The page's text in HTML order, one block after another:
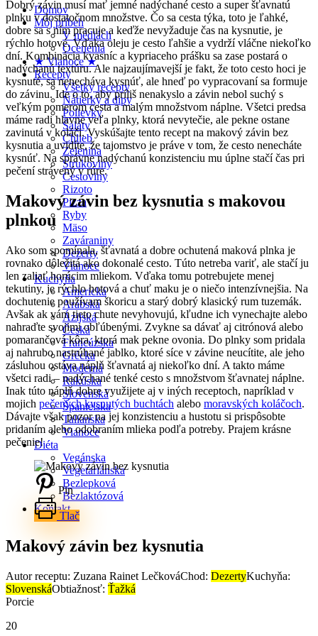
Domov
Môj príbeh
V médiách
Ocenenia
★ Vianoce ★
Recepty
Všetky recepty
Nátierky a dipy
Polievky
Šaláty
Chlieb
Zelenina
Strukoviny
Cestoviny
Rizoto
Pizza
Ryby
Mäso
Zaváraniny
Dezerty
Vianoce
Kuchyňa
Americká
Arabská
Ázijská
Česká
Francúzska
Grécka
Moderná
Rakúska
Slovenská
Španielska
Talianska
Vianoce
Diéta
Vegánska
Vegetariánska
Bezlepková
Bezlaktózová
Kontakt
Dobrý závin musí mať jemné nadýchané cesto a super šťavnatú
plnku v dostatočnom množstve. Čo sa cesta týka, toto je ľahké,
dobre sa s ním pracuje a keďže nevyžaduje čas na kysnutie, je
rýchlo hotové. Vďaka oleju je cesto ľahšie a vydrží vláčne niekoľko
dní. Kombinácia kvasníc a kypriaceho prášku sa zase postará o
nadýchanú textúru. Ale najzaujímavejší je fakt, že toto cesto hoci je
kysnuté, sa nenecháva kysnúť, ale hneď po vypracovaní sa formuje
do závinu. Ide o to, aby príliš nenakyslo a závin nebol suchý s
veľkým pomerom cesta a malým množstvom náplne. Všetci predsa
máme radi hlavne veľa plnky, ktorá nevytečie, ale pekne ostane
zavinutá v koláči. Vyskúšajte tento recept na makový závin bez
kysnutia a uvidíte, že tajomstvo je práve v tom, že cesto nenecháte
kysnúť. Na správne nadýchanú konzistenciu mu úplne stačí čas pri
pečení strávený v rúre.
Makový závin bez kysnutia s makovou
plnkou
Ako som spomínala, šťavnatá a dobre ochutená maková plnka je
rovnako dôležitá ako dokonalé cesto. Túto netreba variť, ale stačí ju
len zaliať horúcim mliekom. Vďaka tomu potrebujete menej
tekutiny, je rýchlo hotová a chuť maku je o niečo intenzívnejšia. Na
dochutenie používam škoricu a starý dobrý klasický rum tuzemák.
Avšak ak vám tieto chute nevyhovujú, kľudne ich vynechajte alebo
nahraďte svojimi obľúbenými. Zvykne sa dávať aj citrónová alebo
pomarančová kôra, ktorá mak pekne ovonia. Do plnky som pridala
aj nahrubo nastrúhané jablko, ktoré síce v závine neucítite, ale jeho
zásluhou ostáva náplň šťavnatá aj niekoľko dní. A takto máme
všetci radi – nadýchané tenké cesto s množstvom šťavnatej náplne.
Inak túto náplň dobre využijete aj v iných receptoch, napríklad v
mojich pečených kysnutých buchtách alebo moravských koláčoch.
Dávajte však pozor na jej konzistenciu a hustotu si prispôsobte
pridaním alebo odobraním mlieka podľa potreby. Prajem krásne
pečenie!
Pin
Tlač
Makový závin bez kysnutia
Autor receptu: Zuzana Rainet LečkováChod: DezertyKuchyňa:
SlovenskáObtiažnosť: Ťažká
Porcie
20